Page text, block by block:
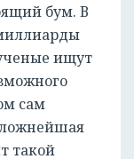
бум. В
ищут
сам
такой